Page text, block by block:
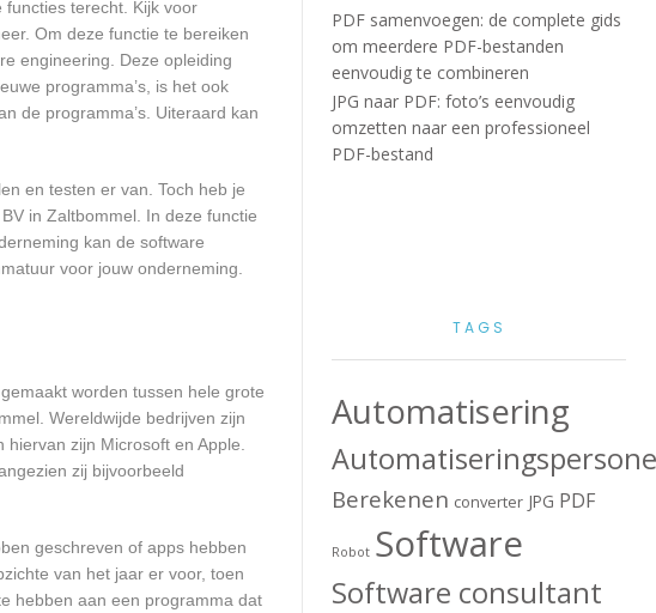
terecht. Kijk voor
Om deze functie te bereiken
engineering. Deze opleiding
programma’s, is het ook
de programma’s. Uiteraard kan
en testen er van. Toch heb je
in Zaltbommel. In deze functie
kan de software
voor jouw onderneming.
worden tussen hele grote
Wereldwijde bedrijven zijn
zijn Microsoft en Apple.
zij bijvoorbeeld
geschreven of apps hebben
van het jaar er voor, toen
hebben aan een programma dat
PDF samenvoegen: de complete gids
om meerdere PDF-bestanden
eenvoudig te combineren
JPG naar PDF: foto’s eenvoudig
omzetten naar een professioneel
PDF-bestand
TAGS
Automatisering
Berekenen converter JPG PDF
Robot Software
Software consultant